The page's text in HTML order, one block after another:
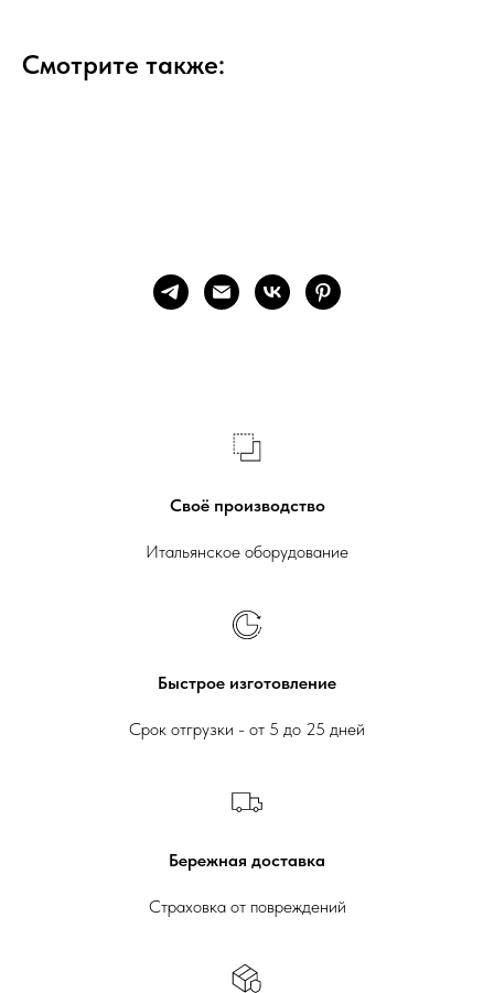
Смотрите также:
Своё производство
Итальянское оборудование
Быстрое изготовление
Срок отгрузки - от 5 до 25 дней
Бережная доставка
Страховка от повреждений